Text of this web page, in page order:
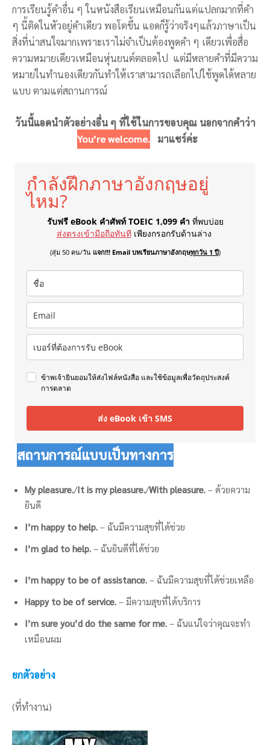
การเรียนรู้คำอื่น ๆ ในหนังสือเรียนเหมือนกันแต่แปลกมากที่คำ
ๆ นี้ติดในหัวอยู่คำเดียว พอโตขึ้น แอดก็รู้ว่าจริงๆแล้วภาษาเป็น
สิ่งที่น่าสนใจมากเพราะเราไม่จำเป็นต้องพูดคำ ๆ เดียวเพื่อสื่อ
ความหมายเดียวเหมือนหุ่นยนต์ตลอดไป แต่มีหลายคำที่มีความ
หมายในทำนองเดียวกันทำให้เราสามารถเลือกไปใช้พูดได้หลาย
แบบ ตามแต่สถานการณ์
วันนี้แอดนำตัวอย่างอื่น ๆ ที่ใช้ในการขอบคุณ นอกจากคำว่า
You’re welcome.
มาแชร์ค่ะ
กำลังฝึกภาษาอังกฤษอยู่
ไหม?
รับฟรี eBook คำศัพท์ TOEIC 1,099 คำ ที่พบบ่อย
ส่งตรงเข้ามือถือทันที เพียงกรอกรับด้านล่าง
(สุ่ม 50 คน/วัน แจก!!! Email บทเรียนภาษาอังกฤษทุกวัน 1 ปี)
ข้าพเจ้ายินยอมให้ส่งไฟล์หนังสือ และใช้ข้อมูลเพื่อวัตถุประสงค์
การตลาด
ส่ง eBook เข้า SMS
สถานการณ์แบบเป็นทางการ
My pleasure./It is my pleasure./With pleasure. – ด้วยความ
ยินดี
I’m happy to help. – ฉันมีความสุขที่ได้ช่วย
I’m glad to help. – ฉันยินดีที่ได้ช่วย
I’m happy to be of assistance. – ฉันมีความสุขที่ได้ช่วยเหลือ
Happy to be of service. – มีความสุขที่ได้บริการ
I’m sure you’d do the same for me. – ฉันแน่ใจว่าคุณจะทำ
เหมือนผม
ยกตัวอย่าง
(ที่ทำงาน)